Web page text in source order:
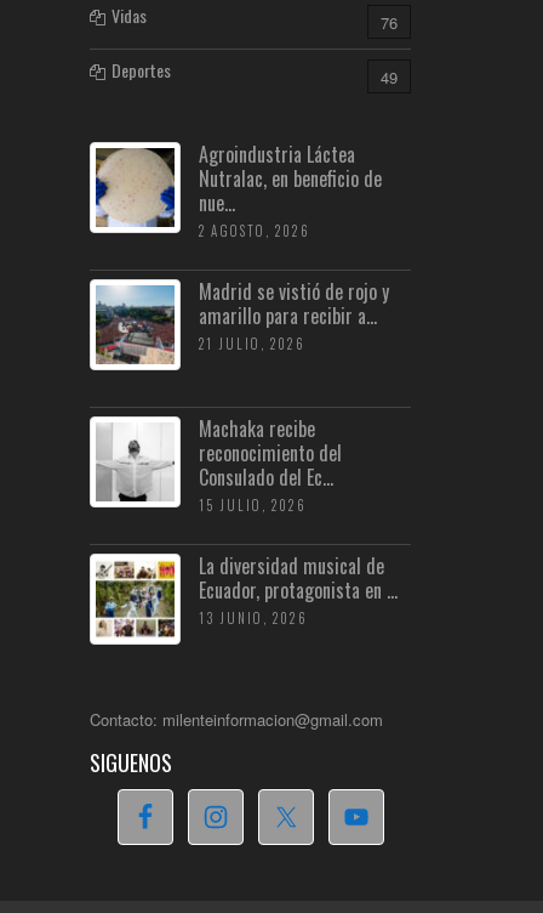
Vidas 76
Deportes 49
Agroindustria Láctea
Nutralac, en beneficio de
nue...
2 AGOSTO, 2026
Madrid se vistió de rojo y
amarillo para recibir a...
21 JULIO, 2026
Machaka recibe
reconocimiento del
Consulado del Ec...
15 JULIO, 2026
La diversidad musical de
Ecuador, protagonista en ...
13 JUNIO, 2026
Contacto: milenteinformacion@gmail.com
SIGUENOS